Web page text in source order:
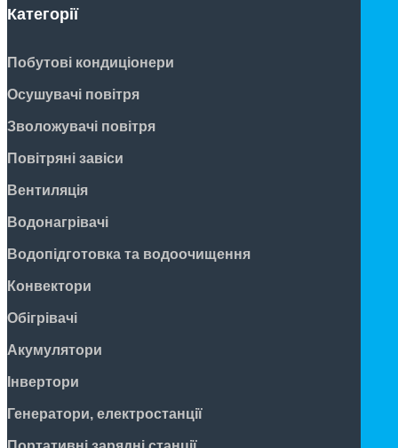
Категорії
Побутові кондиціонери
Осушувачі повітря
Зволожувачі повітря
Повітряні завіси
Вентиляція
Водонагрівачі
Водопідготовка та водоочищення
Конвектори
Обігрівачі
Акумулятори
Інвертори
Генератори, електростанції